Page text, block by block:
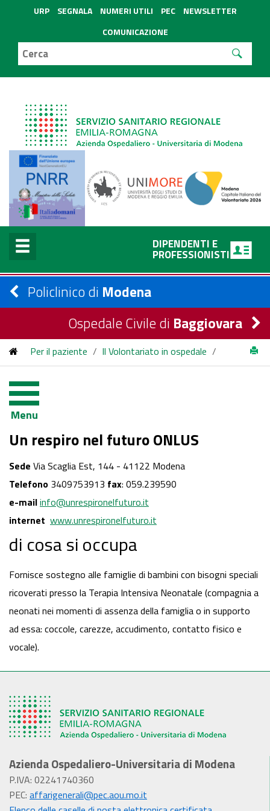
URP SEGNALA NUMERI UTILI PEC
NEWSLETTER
COMUNICAZIONE
DIPENDENTI E
PROFESSIONISTI
Policlinico di Modena
Ospedale Civile di Baggiovara
Per il paziente / Il Volontariato in ospedale /
Menu
Un respiro nel futuro ONLUS
Sede Via Scaglia Est, 144 - 41122 Modena
Telefono 3409753913 fax: 059.239590
e-mailinfo@unrespironelfuturo.it
internet www.unrespironelfuturo.it
di cosa si occupa
Fornisce sostegno alle famiglie di bambini con bisogni speciali
ricoverati presso la Terapia Intensiva Neonatale (compagnia a
neonati nei momenti di assenza della famiglia o in supporto
ad essa: coccole, carezze, accudimento, contatto fisico e
vocale).
Azienda Ospedaliero-Universitaria di Modena
P.IVA: 02241740360
PEC: affarigenerali@pec.aou.mo.it